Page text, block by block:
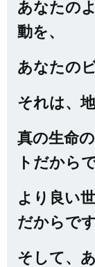
あなたの
動を、
あなたの
それは、
真の生命
トだから
より良い
だからです
そして、